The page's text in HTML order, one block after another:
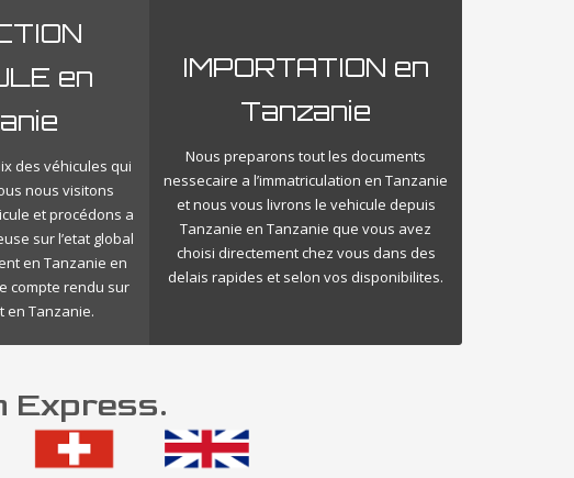
en
des véhicules qui
nous visitons
et procédons a
sur l’etat global
en Tanzanie en
compte rendu sur
en Tanzanie.
IMPORTATION en
Tanzanie
Nous preparons tout les documents
nessecaire a l’immatriculation en Tanzanie
et nous vous livrons le vehicule depuis
Tanzanie en Tanzanie que vous avez
choisi directement chez vous dans des
delais rapides et selon vos disponibilites.
Express.